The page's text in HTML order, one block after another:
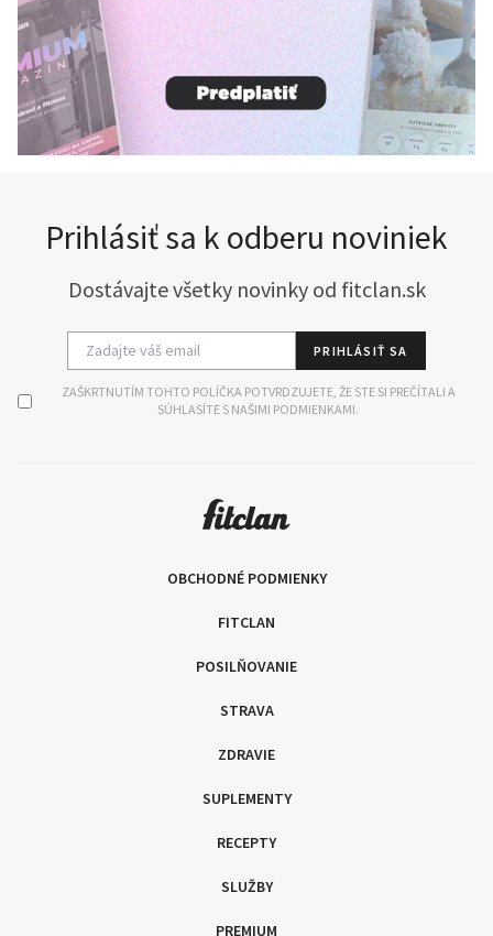
Prihlásiť sa k odberu noviniek
Dostávajte všetky novinky od fitclan.sk
PRIHLÁSIŤ SA
ZAŠKRTNUTÍM TOHTO POLÍČKA POTVRDZUJETE, ŽE STE SI PREČÍTALI A
SÚHLASÍTE S NAŠIMI PODMIENKAMI.
OBCHODNÉ PODMIENKY
FITCLAN
POSILŇOVANIE
STRAVA
ZDRAVIE
SUPLEMENTY
RECEPTY
SLUŽBY
PREMIUM